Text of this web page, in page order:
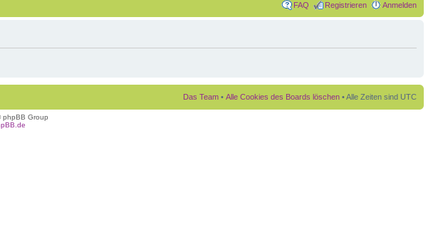
FAQ Registrieren Anmelden
Das Team • Alle Cookies des Boards löschen • Alle Zeiten sind UTC
phpBB Group